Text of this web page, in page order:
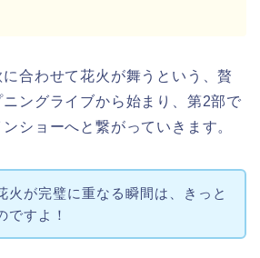
合わせて花火が舞うという、贅
ングライブから始まり、第2部で
ショーへと繋がっていきます。
火が完璧に重なる瞬間は、きっと
ですよ！